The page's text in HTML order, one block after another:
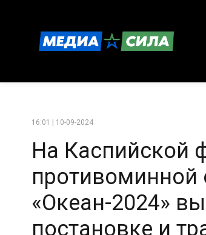
16:01 | 10-09-2024
На Каспийской
«Океан-2024»
постановке и